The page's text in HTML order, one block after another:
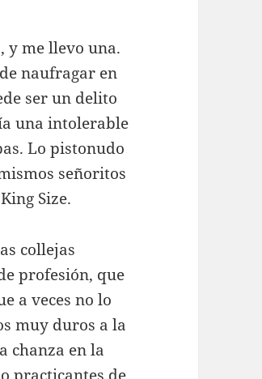
y me llevo una.
naufragar en
ser un delito
una intolerable
Lo pistonudo
señoritos
Size.
collejas
profesión, que
a veces no lo
muy duros a la
chanza en la